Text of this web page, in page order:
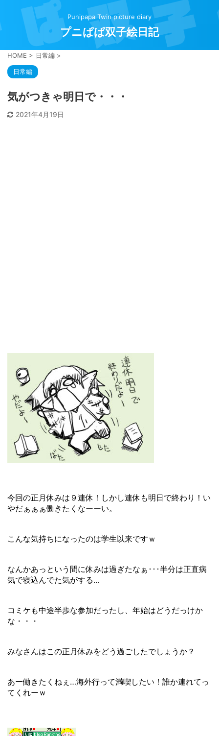
Punipapa Twin picture diary
プニぱぱ双子絵日記
HOME > 日常編 >
日常編
気がつきゃ明日で・・・
2021年4月19日
今回の正月休みは９連休！しかし連休も明日で終わり！い
やだぁぁぁ働きたくなーーい。
こんな気持ちになったのは学生以来ですｗ
なんかあっという間に休みは過ぎたなぁ･･･半分は正直病
気で寝込んでた気がする…
コミケも中途半歩な参加だったし、年始はどうだっけか
な・・・
みなさんはこの正月休みをどう過ごしたでしょうか？
あー働きたくねぇ…海外行って満喫したい！誰か連れてっ
てくれーｗ